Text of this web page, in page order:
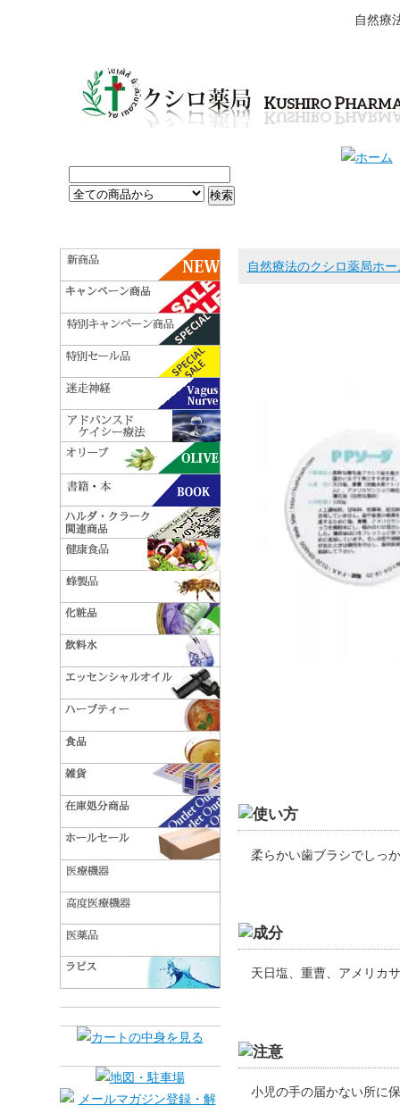
自然療
自然療法のクシロ薬局ホー
柔らかい歯ブラシでしっ
天日塩、重曹、アメリカ
小児の手の届かない所に